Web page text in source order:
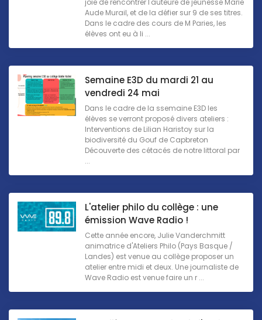
joie de rencontrer l'auteure de jeunesse Marie
Aude Murail, et de la défier sur 9 de ses titres.
Dans le cadre des cours de M Paries, les
élèves ont eu à li ...
Semaine E3D du mardi 21 au
vendredi 24 mai
Dans le cadre de la ssemaine E3D les
élèves se verront proposé divers ateliers :
Interventions de Lilian Haristoy sur la
biodiversité du Gouf de Capbreton
Découverte des cétacés de notre littoral par
...
L'atelier philo du collège : une
émission Wave Radio !
Cette année encore, Julie Vanderchmitt
animatrice d'Ateliers Philo (Pays Basque /
Landes) est venue au collège proposer un
atelier entre midi et deux. Une journaliste de
Wave Radio est venue faire un r ...